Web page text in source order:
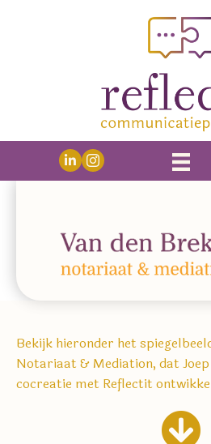
Bekijk hieronder het
Notariaat & Mediation, dat
cocreatie met Reflectit